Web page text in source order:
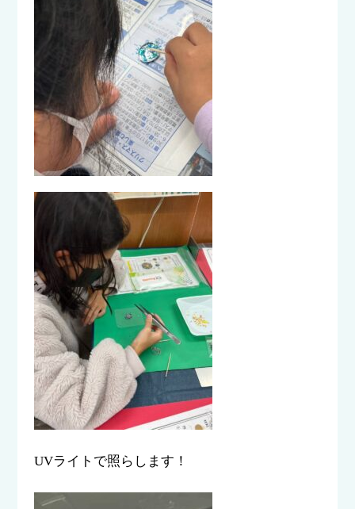
UVライトで照らします！